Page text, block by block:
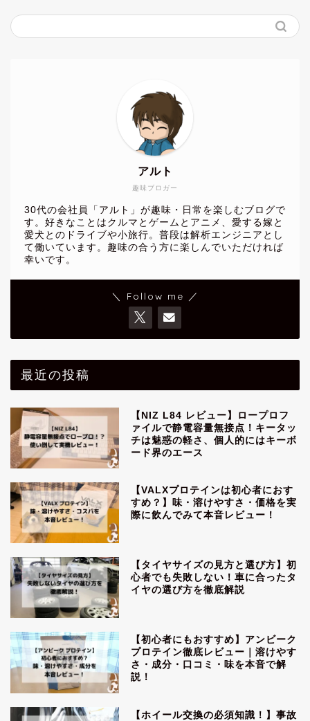
趣味ブロガー
アルト
30代の会社員「アルト」が趣味・日常を楽しむブログで
す。好きなことはクルマとゲームとアニメ、愛する嫁と
愛犬とのドライブや小旅行。普段は解析エンジニアとし
て働いています。趣味の合う方に楽しんでいただければ
幸いです。
＼ Follow me ／
最近の投稿
【NIZ L84 レビュー】ロープロフ
ァイルで静電容量無接点！キータッ
チは魅惑の軽さ、個人的にはキーボ
ード界のエース
【VALXプロテインは初心者におす
すめ？】味・溶けやすさ・価格を実
際に飲んでみて本音レビュー！
【タイヤサイズの見方と選び方】初
心者でも失敗しない！車に合ったタ
イヤの選び方を徹底解説
【初心者にもおすすめ】アンビーク
プロテイン徹底レビュー｜溶けやす
さ・成分・口コミ・味を本音で解
説！
【ホイール交換の必須知識！】事故